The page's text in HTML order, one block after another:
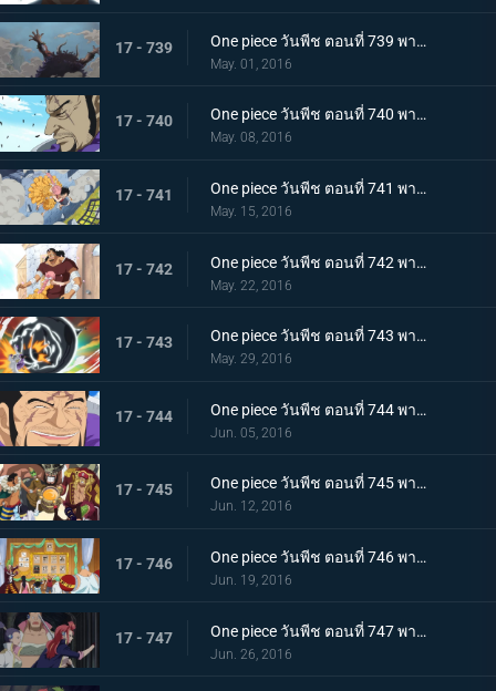
17 - 739 One piece วันพีช ตอนที่ 739 พากย์ไทย สิ่งมีชีวิตที่สุดแกร่ง! สี่จักรพรรดิ ไคโดร้อยอสูร!
May. 01, 2016
17 - 740 One piece วันพีช ตอนที่ 740 พากย์ไทย ฟูจิโทระขยับ! พันธมิตรหมวกฟางถูกปิดล้อมอย่างสมบูรณ์!
May. 08, 2016
17 - 741 One piece วันพีช ตอนที่ 741 พากย์ไทย สถานการณ์ฉุกเฉิน! รีเบคก้าถูกลักพาตัว!!
May. 15, 2016
17 - 742 One piece วันพีช ตอนที่ 742 พากย์ไทย สายสัมพันธ์พ่อลูก! เคียรอสและรีเบคก้า!
May. 22, 2016
17 - 743 One piece วันพีช ตอนที่ 743 พากย์ไทย สปิริตลูกผู้ชาย! ลูฟี่ vs ฟูจิโทระ ปะทะกันซึ่งหน้า!
May. 29, 2016
17 - 744 One piece วันพีช ตอนที่ 744 พากย์ไทย ไร้ทางหลบหนี การไล่ล่าที่ไร้ปรานีของพลเรือเอกฟูจิโทระ!
Jun. 05, 2016
17 - 745 One piece วันพีช ตอนที่ 745 พากย์ไทย จอกของลูกน้อง! ก่อตั้งกองเรือโจรสลัดหมวกฟาง!
Jun. 12, 2016
17 - 746 One piece วันพีช ตอนที่ 746 พากย์ไทย สงครามชิงอำนาจ! เหล่าสัตว์ประหลาดแห่งนิวเวิลด์ที่บ้าคลั่ง!
Jun. 19, 2016
17 - 747 One piece วันพีช ตอนที่ 747 พากย์ไทย ปราการสีเงิน! การผจญภัยครั้งใหญ่ของลูฟี่และบาร์ตโท!
Jun. 26, 2016